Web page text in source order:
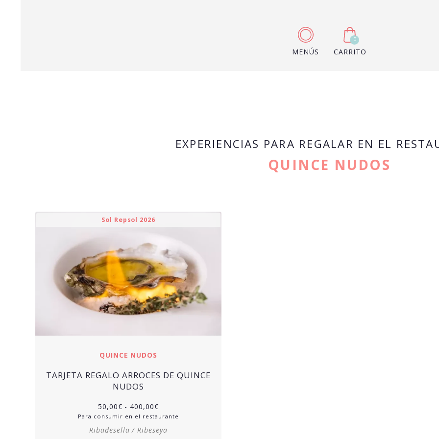
MENÚS
0
CARRITO
EXPERIENCIAS PARA REGALAR EN EL
QUINCE NUDOS
Sol Repsol 2026
QUINCE NUDOS
TARJETA REGALO ARROCES DE QUINCE
NUDOS
50,00€ - 400,00€
Para consumir en el restaurante
Ribadesella / Ribeseya